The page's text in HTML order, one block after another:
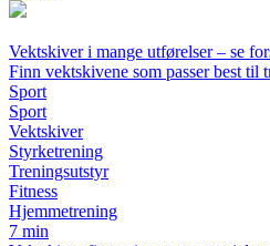
Vektskiver i mange utførelser – se
Finn vektskivene som passer best til
Sport
Sport
Vektskiver
Styrketrening
Treningsutstyr
Fitness
Hjemmetrening
7 min